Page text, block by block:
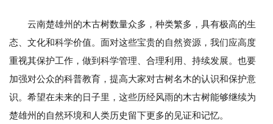
云南楚雄州的木古树数量众多，种类繁多，具有极高的生
态、文化和科学价值。面对这些宝贵的自然资源，我们应高度
重视其保护工作，做到科学管理、合理利用、持续发展。也要
加强对公众的科普教育，提高大家对古树名木的认识和保护意
识。希望在未来的日子里，这些历经风雨的木古树能够继续为
楚雄州的自然环境和人类历史留下更多的见证和记忆。